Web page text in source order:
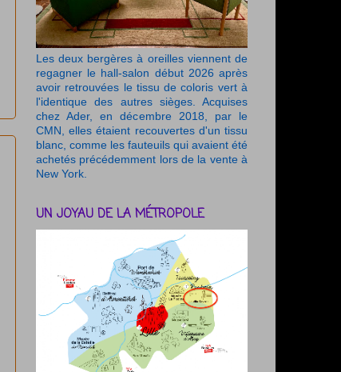
Les deux bergères à oreilles viennent de
regagner le hall-salon début 2026 après
avoir retrouvées le tissu de coloris vert à
l'identique des autres sièges. Acquises
chez Ader, en décembre 2018, par le
CMN, elles étaient recouvertes d'un tissu
blanc, comme les fauteuils qui avaient été
achetés précédemment lors de la vente à
New York.
UN JOYAU DE LA MÉTROPOLE